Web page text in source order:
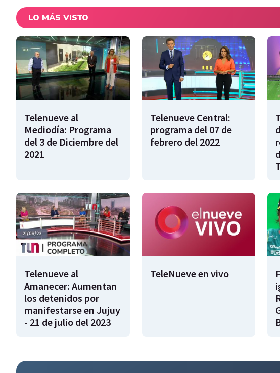
LO MÁS VISTO
Telenueve al
Mediodía: Programa
del 3 de Diciembre del
2021
Telenueve Central:
programa del 07 de
febrero del 2022
Telenueve al
Amanecer: Aumentan
los detenidos por
manifestarse en Jujuy
- 21 de julio del 2023
TeleNueve en vivo